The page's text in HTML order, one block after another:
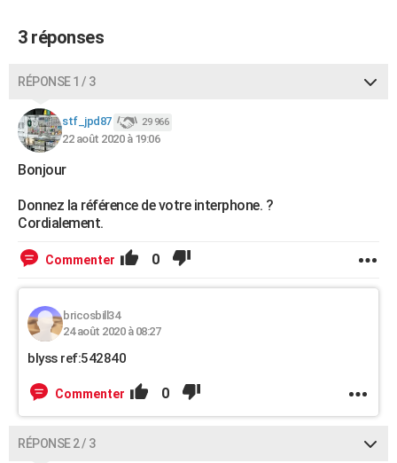
Dictionnaire
Biographies
Citations
Expressions
Proverbes
PROGRAMME TV
COPAINS D'AVANT
S'inscrire
Se connecter
Lycées
Collèges
Primaires
Universités
Entreprises
Service militaire
Avis de recherche
AVIS DE DÉCÈS
3 réponses
RÉPONSE 1 / 3
stf_jpd87 29 966
22 août 2020 à 19:06
Bonjour
Donnez la référence de votre interphone. ?
Cordialement.
Commenter 0
bricosbill34
24 août 2020 à 08:27
blyss ref:542840
Commenter 0
RÉPONSE 2 / 3